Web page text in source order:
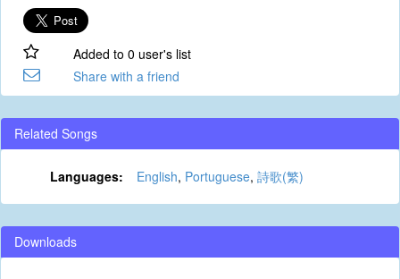
Added to 0 user's list
Share with a friend
Related Songs
Languages: English, Portuguese, 詩歌(繁)
Downloads